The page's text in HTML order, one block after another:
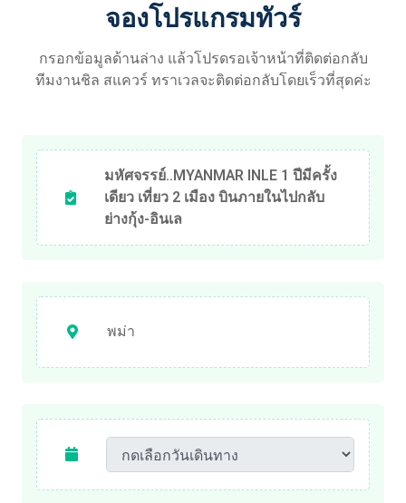
จองโปรแกรมทัวร์
กรอกข้อมูลด้านล่าง แล้วโปรดรอเจ้าหน้าที่ติดต่อกลับ
ทีมงานชิล สแควร์ ทราเวลจะติดต่อกลับโดยเร็วที่สุดค่ะ
มหัศจรรย์..MYANMAR INLE 1 ปีมีครั้ง
เดียว เที่ยว 2 เมือง บินภายในไปกลับ
ย่างกุ้ง-อินเล
พม่า